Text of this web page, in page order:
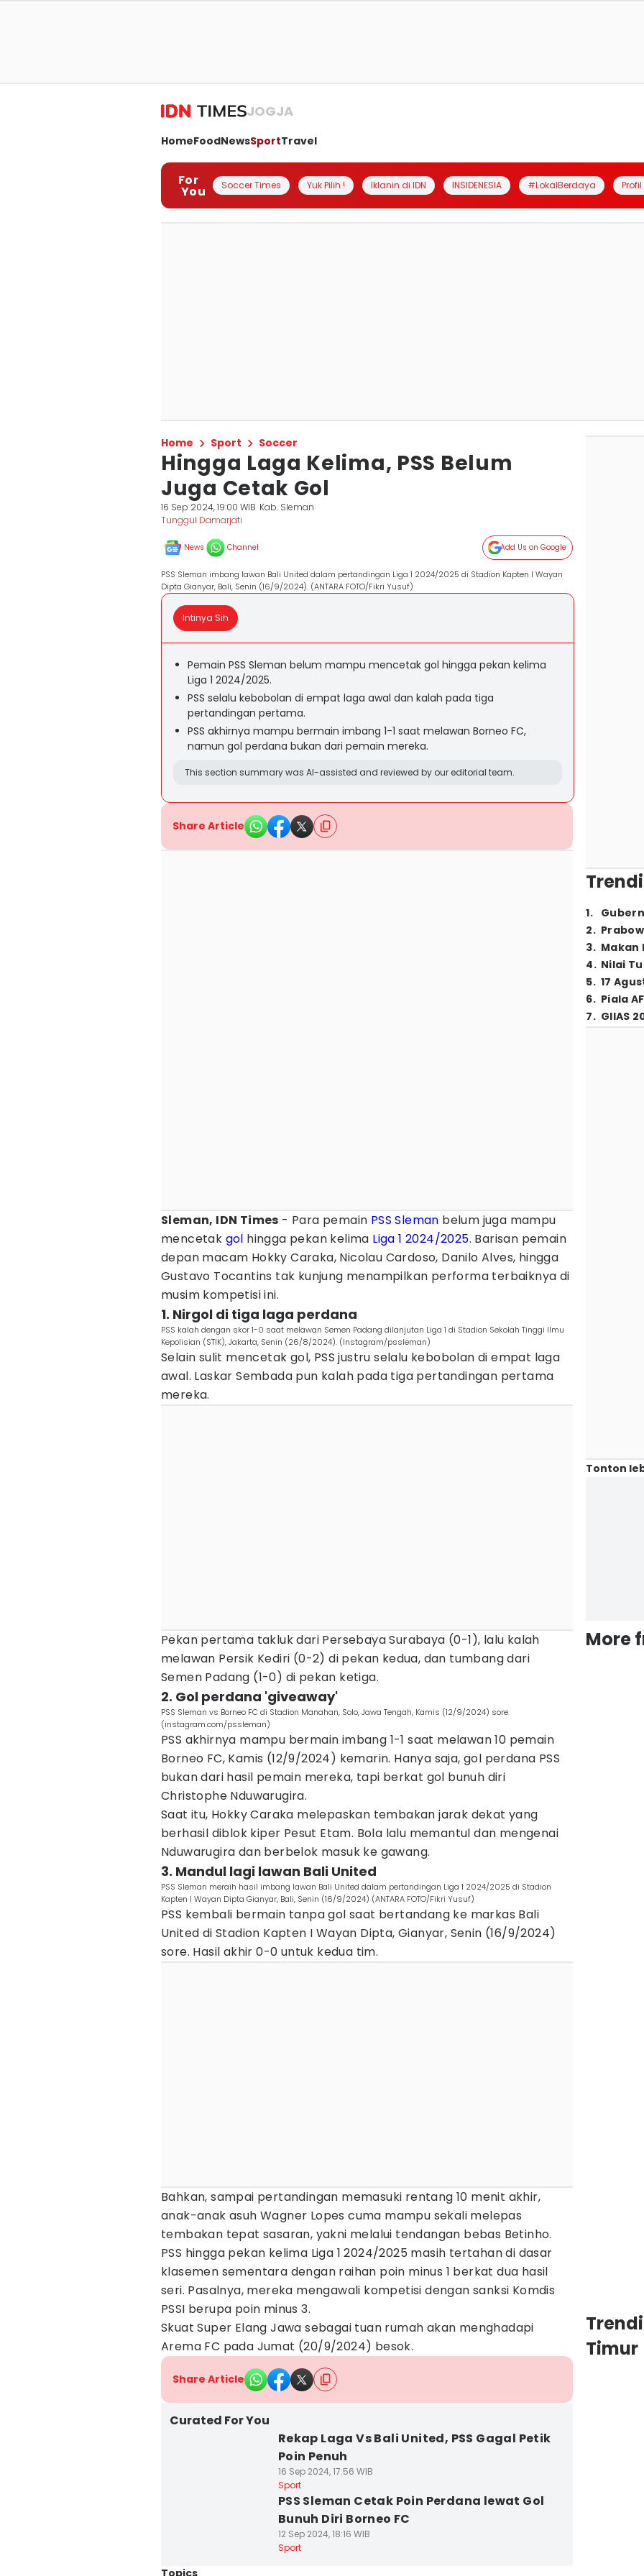
JOGJA
HomeFoodNewsSportTravel
For
You Soccer Times Yuk Pilih ! Iklanin di IDN INSIDENESIA #LokalBerdaya
Home Sport Soccer
Hingga Laga Kelima, PSS Belum
Juga Cetak Gol
16 Sep 2024, 19:00 WIB Kab. Sleman
Tunggul Damarjati
News Channel Add Us on Google
PSS Sleman imbang lawan Bali United dalam pertandingan Liga 1 2024/2025 di Stadion Kapten I Wayan
Dipta Gianyar, Bali, Senin (16/9/2024). (ANTARA FOTO/Fikri Yusuf)
Intinya Sih
Pemain PSS Sleman belum mampu mencetak gol hingga pekan kelima
Liga 1 2024/2025.
PSS selalu kebobolan di empat laga awal dan kalah pada tiga
pertandingan pertama.
PSS akhirnya mampu bermain imbang 1-1 saat melawan Borneo FC,
namun gol perdana bukan dari pemain mereka.
This section summary was AI-assisted and reviewed by our editorial team.
Share Article
Sleman, IDN Times - Para pemain PSS Sleman belum juga mampu
mencetak gol hingga pekan kelima Liga 1 2024/2025. Barisan pemain
depan macam Hokky Caraka, Nicolau Cardoso, Danilo Alves, hingga
Gustavo Tocantins tak kunjung menampilkan performa terbaiknya di
musim kompetisi ini.
1. Nirgol di tiga laga perdana
PSS kalah dengan skor 1-0 saat melawan Semen Padang dilanjutan Liga 1 di Stadion Sekolah Tinggi Ilmu
Kepolisian (STIK), Jakarta, Senin (26/8/2024). (Instagram/pssleman)
Selain sulit mencetak gol, PSS justru selalu kebobolan di empat laga
awal. Laskar Sembada pun kalah pada tiga pertandingan pertama
mereka.
Pekan pertama takluk dari Persebaya Surabaya (0-1), lalu kalah
melawan Persik Kediri (0-2) di pekan kedua, dan tumbang dari
Semen Padang (1-0) di pekan ketiga.
2. Gol perdana 'giveaway'
PSS Sleman vs Borneo FC di Stadion Manahan, Solo, Jawa Tengah, Kamis (12/9/2024) sore.
(instagram.com/pssleman)
PSS akhirnya mampu bermain imbang 1-1 saat melawan 10 pemain
Borneo FC, Kamis (12/9/2024) kemarin. Hanya saja, gol perdana PSS
bukan dari hasil pemain mereka, tapi berkat gol bunuh diri
Christophe Nduwarugira.
Saat itu, Hokky Caraka melepaskan tembakan jarak dekat yang
berhasil diblok kiper Pesut Etam. Bola lalu memantul dan mengenai
Nduwarugira dan berbelok masuk ke gawang.
3. Mandul lagi lawan Bali United
PSS Sleman meraih hasil imbang lawan Bali United dalam pertandingan Liga 1 2024/2025 di Stadion
Kapten I Wayan Dipta Gianyar, Bali, Senin (16/9/2024) (ANTARA FOTO/Fikri Yusuf)
PSS kembali bermain tanpa gol saat bertandang ke markas Bali
United di Stadion Kapten I Wayan Dipta, Gianyar, Senin (16/9/2024)
sore. Hasil akhir 0-0 untuk kedua tim.
Bahkan, sampai pertandingan memasuki rentang 10 menit akhir,
anak-anak asuh Wagner Lopes cuma mampu sekali melepas
tembakan tepat sasaran, yakni melalui tendangan bebas Betinho.
PSS hingga pekan kelima Liga 1 2024/2025 masih tertahan di dasar
klasemen sementara dengan raihan poin minus 1 berkat dua hasil
seri. Pasalnya, mereka mengawali kompetisi dengan sanksi Komdis
PSSI berupa poin minus 3.
Skuat Super Elang Jawa sebagai tuan rumah akan menghadapi
Arema FC pada Jumat (20/9/2024) besok.
Share Article
Curated For You
Rekap Laga Vs Bali United, PSS Gagal Petik
Poin Penuh
16 Sep 2024, 17:56 WIB
Sport
PSS Sleman Cetak Poin Perdana lewat Gol
Bunuh Diri Borneo FC
12 Sep 2024, 18:16 WIB
Sport
Topics
1.
2.
3. Makan
4. Nilai
5. 17
6. Piala
7. GIIAS
Tonton
More
Timur